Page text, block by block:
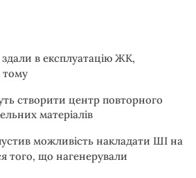
здали в експлуатацію ЖК,
тому
створити центр повторного
матеріалів
можливість накладати ШІ на
того, що нагенерували